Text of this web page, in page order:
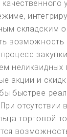
складским
возможность
неликвидных
акции и
быстрее
отсутствии
торговой